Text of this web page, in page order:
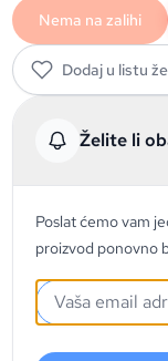
Nema na zalihi
Dodaj u listu
Želite li
Poslat ćemo vam
proizvod ponovno